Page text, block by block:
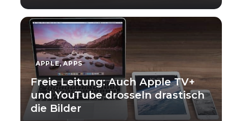
APPLE,APPS
Freie Leitung: Auch Apple TV+
und YouTube drosseln drastisch
die Bilder